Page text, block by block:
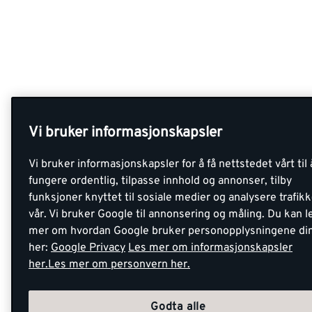
Vi bruker informasjonskapsler
Vi bruker informasjonskapsler for å få nettstedet vårt til
fungere ordentlig, tilpasse innhold og annonser, tilby
funksjoner knyttet til sosiale medier og analysere
vår. Vi bruker Google til annonsering og måling. Du kan
mer om hvordan Google bruker personopplysningene
her: Google Privacy Les mer om informasjonskapsler
her.Les mer om personvern her.
Godta alle